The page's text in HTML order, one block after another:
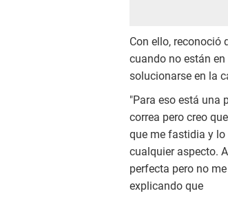
Con ello, reconoció
cuando no están
solucionarse en la
"Para eso está una
correa pero creo
que me fastidia y
cualquier aspecto.
perfecta pero no
explicando que